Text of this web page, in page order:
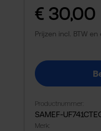
Normale prijs:
€ 30,00
Prijzen incl. BTW
Productnummer:
SAMEF-
Merk: